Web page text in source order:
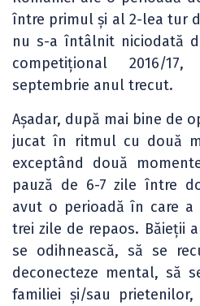
între primul și al 2-lea tur
nu s-a întâlnit niciodată
competițional 2016/
septembrie anul trecut.
Așadar, după mai bine de
jucat în ritmul cu două
exceptând două
pauză de 6-7 zile între
avut o perioadă în care
trei zile de repaos. Băieții
se odihnească, să se
deconecteze mental, să
familiei și/sau